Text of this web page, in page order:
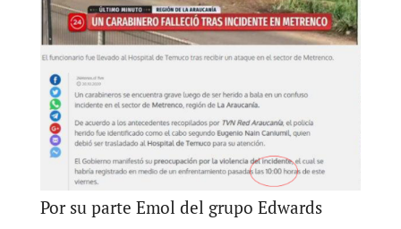
Por su parte Emol del grupo Edwards